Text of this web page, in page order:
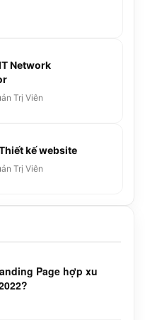
Network
Trị Viên
kế website
Trị Viên
Page hợp xu